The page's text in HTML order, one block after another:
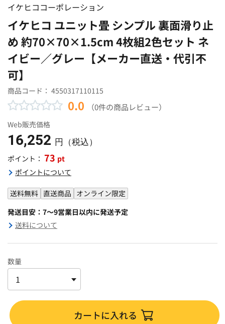
イケヒココーポレーション
イケヒコ ユニット畳 シンプル 裏面滑り止
め 約70×70×1.5cm 4枚組2色セット ネ
イビー／グレー【メーカー直送・代引不
可】
商品コード： 4550317110115
0.0 （0件の商品レビュー）
Web販売価格
16,252 円（税込）
ポイント： 73 pt
ポイントについて
送料無料 直送商品 オンライン限定
発送目安：7～9営業日以内に発送予定
送料について
数量
カートに入れる